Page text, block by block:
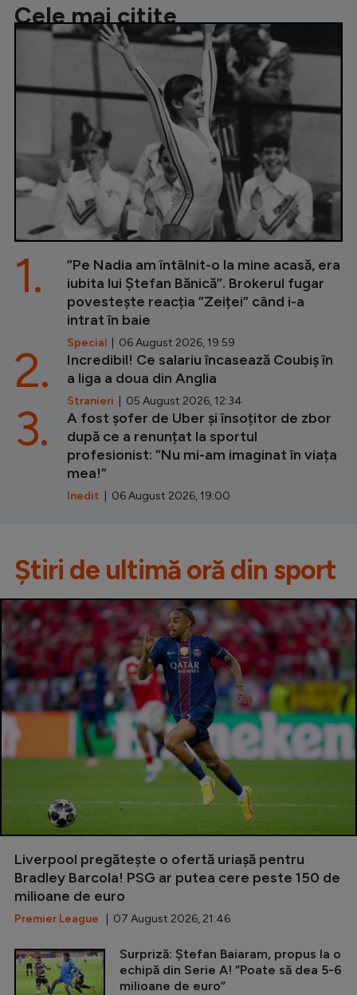
Cele mai citite
”Pe Nadia am întâlnit-o la mine acasă, era
iubita lui Ștefan Bănică”. Brokerul fugar
povestește reacția ”Zeiței” când i-a
intrat în baie
Special | 06 August 2026, 19:59
1.
Incredibil! Ce salariu încasează Coubiș în
a liga a doua din Anglia
Stranieri | 05 August 2026, 12:34
2.
A fost șofer de Uber și însoțitor de zbor
după ce a renunțat la sportul
profesionist: ”Nu mi-am imaginat în viața
mea!”
Inedit | 06 August 2026, 19:00
3.
Știri de ultimă oră din sport
Liverpool pregătește o ofertă uriașă pentru
Bradley Barcola! PSG ar putea cere peste 150 de
milioane de euro
Premier League | 07 August 2026, 21:46
Surpriză: Ștefan Baiaram, propus la o
echipă din Serie A! ”Poate să dea 5-6
milioane de euro”